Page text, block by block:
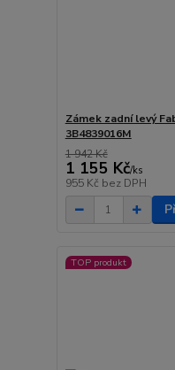
Zámek zadní levý
3B4839016M
1 942 Kč
1 155 Kč/ks
955 Kč bez DPH
TOP produkt